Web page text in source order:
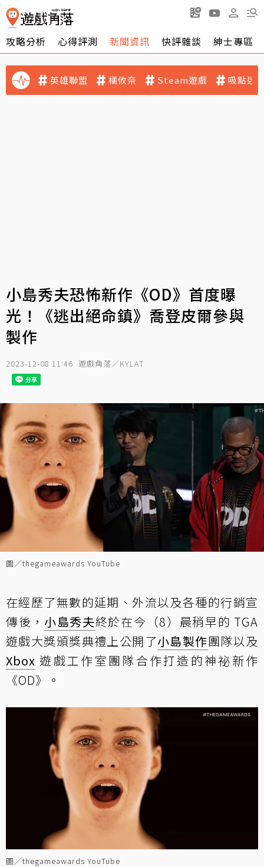
攻略分析 心得評測 新聞資訊 快評雜談 紳士專區
英雄聯盟 橘攸奈 Steam遊戲 吸點迷
小島秀夫恐怖新作《OD》首度曝
光！《逃出絕命鎮》喬登皮爾參與
製作
2023-12-08 11:46 遊戲角落／KYLAT
圖／thegameawards YouTube
在經歷了無數的延期、外流以及各種的行銷宣
傳後， 小島秀夫終於在今（8）晨稍早的 TGA
遊戲大獎頒獎典禮上公開了小島製作團隊以及
Xbox 遊戲工作室團隊合作打造的神祕新作
《OD》。
圖／thegameawards YouTube